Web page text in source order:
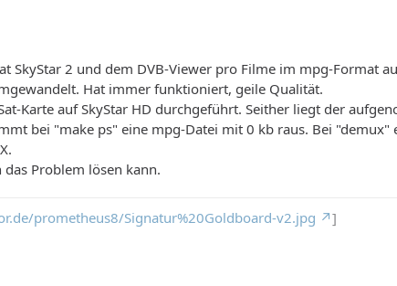
SkyStar 2 und dem DVB-Viewer pro Filme im mpg-Format
Hat immer funktioniert, geile Qualität.
Karte auf SkyStar HD durchgeführt. Seither liegt der
bei "make ps" eine mpg-Datei mit 0 kb raus. Bei
Problem lösen kann.
prometheus8/Signatur%20Goldboard-v2.jpg ]